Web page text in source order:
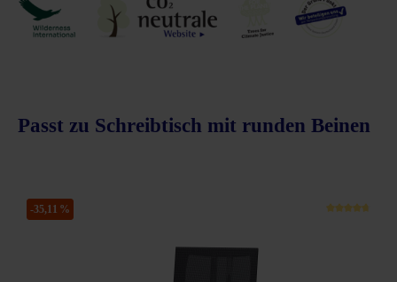
Passt zu Schreibtisch mit runden Beinen
Bewertung von 5 von 5 Sternen
-35,11 %